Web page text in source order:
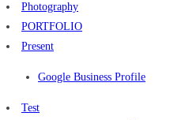
Photography
PORTFOLIO
Present
Google Business Profile
Test